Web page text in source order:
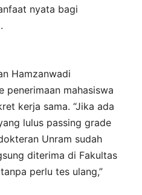
nyata bagi
Hamzanwadi
penerimaan mahasiswa
kerja sama. “Jika ada
lulus passing grade
Unram sudah
diterima di Fakultas
perlu tes ulang,”